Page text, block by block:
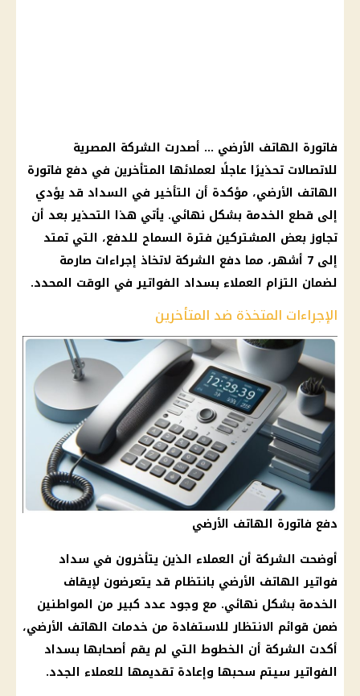
فاتورة الهاتف الأرضي … أصدرت الشركة المصرية
للاتصالات تحذيرًا عاجلًا لعملائها المتأخرين في دفع فاتورة
الهاتف الأرضي، مؤكدة أن التأخير في السداد قد يؤدي
إلى قطع الخدمة بشكل نهائي. يأتي هذا التحذير بعد أن
تجاوز بعض المشتركين فترة السماح للدفع، التي تمتد
إلى 7 أشهر، مما دفع الشركة لاتخاذ إجراءات صارمة
لضمان التزام العملاء بسداد الفواتير في الوقت المحدد.
الإجراءات المتخذة ضد المتأخرين
دفع فاتورة الهاتف الأرضي
أوضحت الشركة أن العملاء الذين يتأخرون في سداد
فواتير الهاتف الأرضي بانتظام قد يتعرضون لإيقاف
الخدمة بشكل نهائي. مع وجود عدد كبير من المواطنين
ضمن قوائم الانتظار للاستفادة من خدمات الهاتف الأرضي،
أكدت الشركة أن الخطوط التي لم يقم أصحابها بسداد
الفواتير سيتم سحبها وإعادة تقديمها للعملاء الجدد.